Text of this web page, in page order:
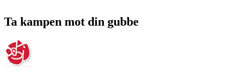
Ta kampen mot din gubbe